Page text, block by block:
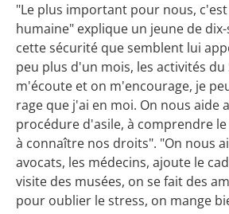
"Le plus important pour nous,
humaine" explique un jeune de
cette sécurité que semblent lui
peu plus d'un mois, les activités du
m'écoute et on m'encourage, je
rage que j'ai en moi. On nous aide
procédure d'asile, à comprendre
à connaître nos droits". "On nous
avocats, les médecins, ajoute le
visite des musées, on se fait des
pour oublier le stress, on mange